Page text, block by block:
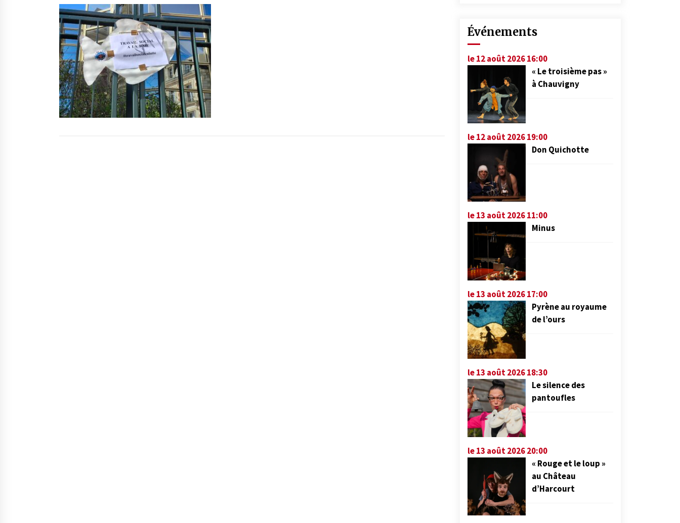
Événements
le 12 août 2026 16:00
« Le troisième pas »
à Chauvigny
le 12 août 2026 19:00
Don Quichotte
le 13 août 2026 11:00
Minus
le 13 août 2026 17:00
Pyrène au royaume
de l’ours
le 13 août 2026 18:30
Le silence des
pantoufles
le 13 août 2026 20:00
« Rouge et le loup »
au Château
d’Harcourt